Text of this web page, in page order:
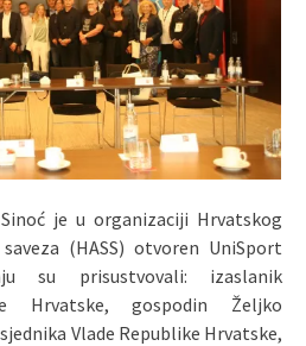
je u organizaciji Hrvatskog
(HASS) otvoren UniSport
su prisustvovali: izaslanik
Hrvatske, gospodin Željko
Vlade Republike Hrvatske,